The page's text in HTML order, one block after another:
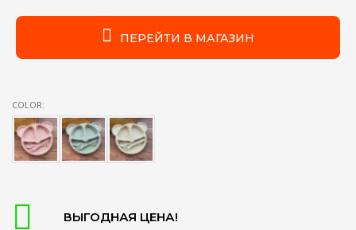
ПЕРЕЙТИ В МАГАЗИН
COLOR:
ВЫГОДНАЯ ЦЕНА!